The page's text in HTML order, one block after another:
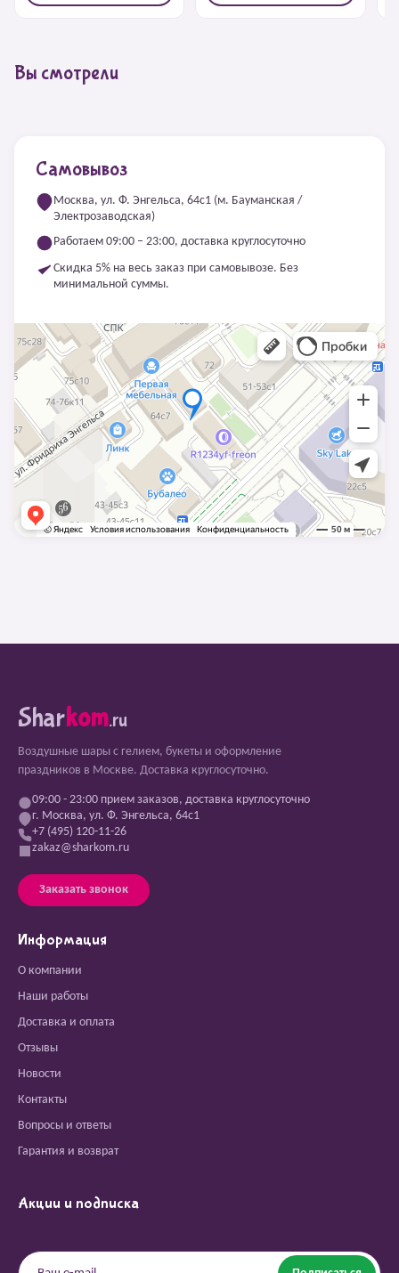
Вы смотрели
Самовывоз
Москва, ул. Ф. Энгельса, 64с1 (м. Бауманская /
Электрозаводская)
Работаем 09:00 – 23:00, доставка круглосуточно
Скидка 5% на весь заказ при самовывозе. Без
минимальной суммы.
Sharkom.ru
Воздушные шары с гелием, букеты и оформление
праздников в Москве. Доставка круглосуточно.
09:00 - 23:00 прием заказов, доставка круглосуточно
г. Москва, ул. Ф. Энгельса, 64с1
+7 (495) 120-11-26
zakaz@sharkom.ru
Заказать звонок
Информация
О компании
Наши работы
Доставка и оплата
Отзывы
Новости
Контакты
Вопросы и ответы
Гарантия и возврат
Акции и подписка